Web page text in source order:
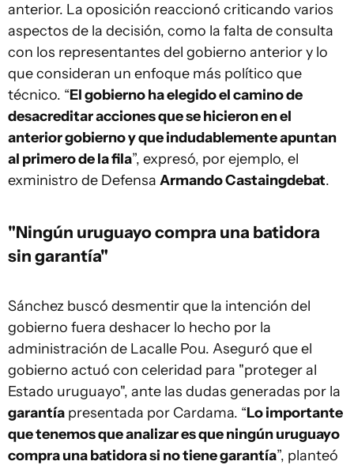
anterior. La oposición reaccionó criticando varios
aspectos de la decisión, como la falta de consulta
con los representantes del gobierno anterior y lo
que consideran un enfoque más político que
técnico. “El gobierno ha elegido el camino de
desacreditar acciones que se hicieron en el
anterior gobierno y que indudablemente apuntan
al primero de la fila”, expresó, por ejemplo, el
exministro de Defensa Armando Castaingdebat.
"Ningún uruguayo compra una batidora
sin garantía"
Sánchez buscó desmentir que la intención del
gobierno fuera deshacer lo hecho por la
administración de Lacalle Pou. Aseguró que el
gobierno actuó con celeridad para "proteger al
Estado uruguayo", ante las dudas generadas por la
garantía presentada por Cardama. “Lo importante
que tenemos que analizar es que ningún uruguayo
compra una batidora si no tiene garantía”, planteó